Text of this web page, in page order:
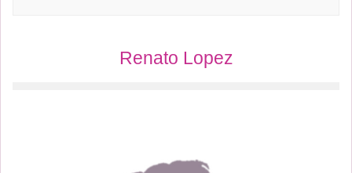
Renato Lopez